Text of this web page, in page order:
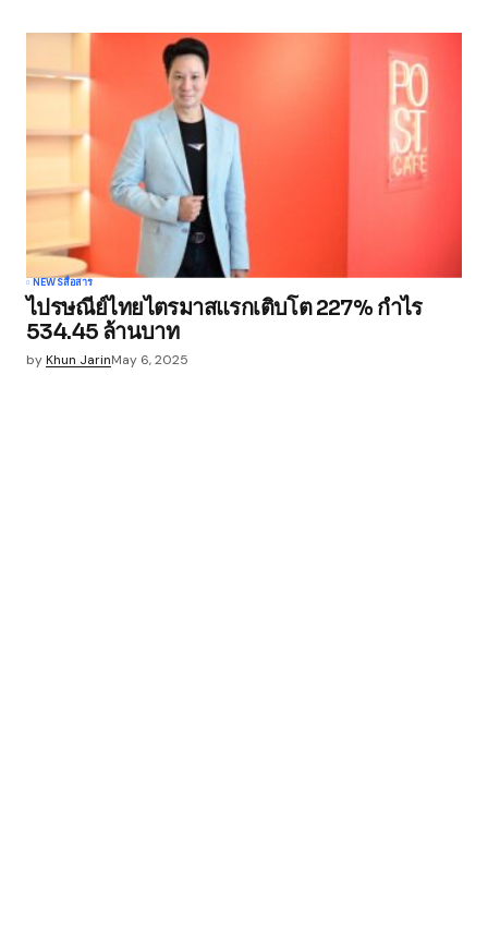
NEWSสื่อสาร
ไปรษณีย์ไทยไตรมาสแรกเติบโต 227% กำไร
534.45 ล้านบาท
byKhun JarinMay 6, 2025